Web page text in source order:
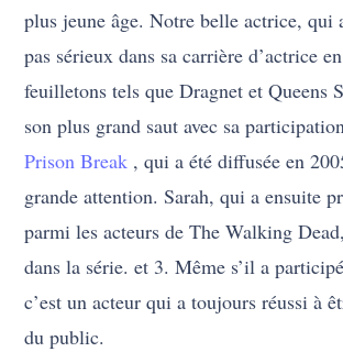
plus jeune âge. Notre belle actrice, qui
pas sérieux dans sa carrière d’actrice
feuilletons tels que Dragnet et Queens
son plus grand saut avec sa
Prison Break , qui a été diffusée en
grande attention. Sarah, qui a ensuite
parmi les acteurs de The Walking
dans la série. et 3. Même s’il a
c’est un acteur qui a toujours réussi à
du public.